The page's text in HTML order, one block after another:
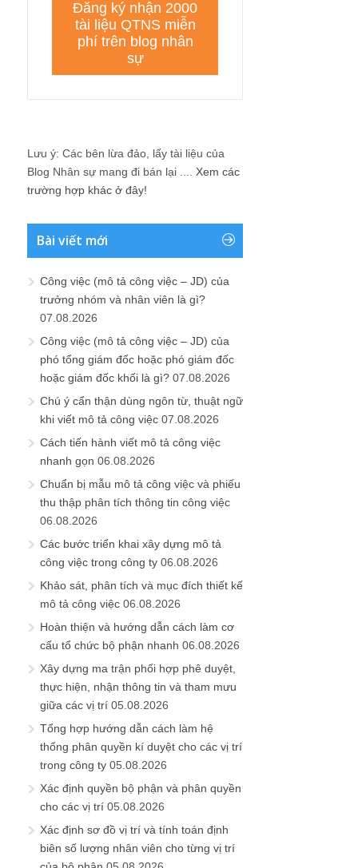
Lưu ý: Các bên lừa đảo, lấy tài liệu của
Blog Nhân sự mang đi bán lại .... Xem các
trường hợp khác ở đây!
Bài viết mới
Công việc (mô tả công việc – JD) của
trưởng nhóm và nhân viên là gì?
07.08.2026
Công việc (mô tả công việc – JD) của
phó tổng giám đốc hoặc phó giám đốc
hoặc giám đốc khối là gì? 07.08.2026
Chú ý cẩn thận dùng ngôn từ, thuật ngữ
khi viết mô tả công việc 07.08.2026
Cách tiến hành viết mô tả công việc
nhanh gọn 06.08.2026
Chuẩn bị mẫu mô tả công việc và phiếu
thu thập phân tích thông tin công việc
06.08.2026
Các bước triển khai xây dựng mô tả
công việc trong công ty 06.08.2026
Khảo sát, phân tích và mục đích thiết kế
mô tả công việc 06.08.2026
Hoàn thiện và hướng dẫn cách làm cơ
cấu tổ chức bộ phận nhanh 06.08.2026
Xây dựng ma trận phối hợp phê duyệt,
thực hiện, nhận thông tin và tham mưu
giữa các vị trí 05.08.2026
Tổng hợp hướng dẫn cách làm hệ
thống phân quyền kí duyệt cho các vị trí
trong công ty 05.08.2026
Xác định quyền bộ phận và phân quyền
cho các vị trí 05.08.2026
Xác định sơ đồ vị trí và tính toán định
biên số lượng nhân viên cho từng vị trí